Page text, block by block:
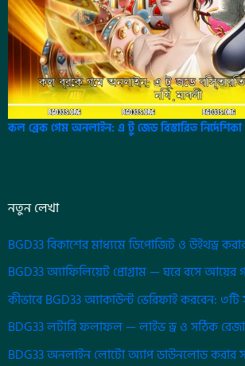
কল ব্রেক গেম অনলাইন: এ টু জেড বিস্তারিত
নতুন লেখা
BGD33 বিকাশের মাধ্যমে ডিপোজিট ও উইথড্র
BGD33 অ্যাফিলিয়েট প্রোগ্রাম — ঘরে বসে আয়ের
কীভাবে BGD33 অ্যাকাউন্ট ভেরিফাই করবেন: ৩টি
BDG33 লটারি ফলাফল — লাইভ ড্র ও সঠিক
BDG33 অনলাইন লোটো অ্যাপ ডাউনলোড করার